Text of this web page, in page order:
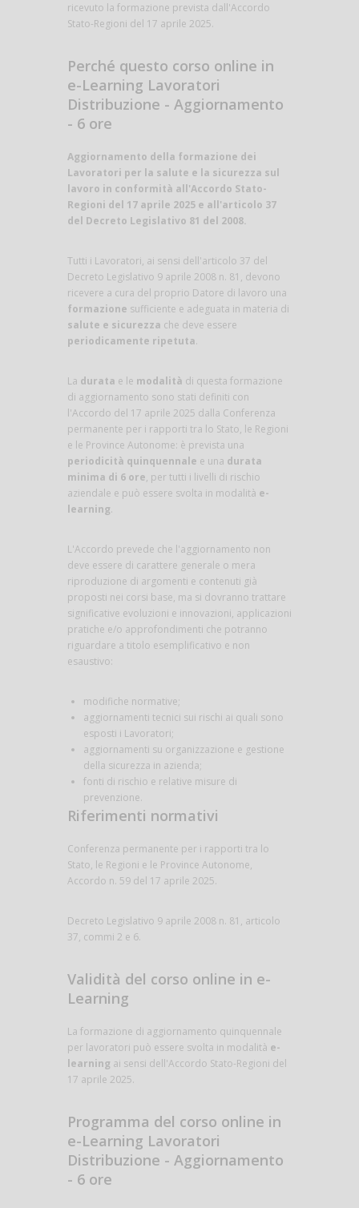
ricevuto la formazione prevista dall'Accordo
Stato-Regioni del 17 aprile 2025.
Perché questo corso online in
e-Learning Lavoratori
Distribuzione - Aggiornamento
- 6 ore
Aggiornamento della formazione dei
Lavoratori per la salute e la sicurezza sul
lavoro in conformità all'Accordo Stato-
Regioni del 17 aprile 2025 e all'articolo 37
del Decreto Legislativo 81 del 2008.
Tutti i Lavoratori, ai sensi dell'articolo 37 del
Decreto Legislativo 9 aprile 2008 n. 81, devono
ricevere a cura del proprio Datore di lavoro una
formazione sufficiente e adeguata in materia di
salute e sicurezza che deve essere
periodicamente ripetuta.
La durata e le modalità di questa formazione
di aggiornamento sono stati definiti con
l'Accordo del 17 aprile 2025 dalla Conferenza
permanente per i rapporti tra lo Stato, le Regioni
e le Province Autonome: è prevista una
periodicità quinquennale e una durata
minima di 6 ore, per tutti i livelli di rischio
aziendale e può essere svolta in modalità e-
learning.
L'Accordo prevede che l'aggiornamento non
deve essere di carattere generale o mera
riproduzione di argomenti e contenuti già
proposti nei corsi base, ma si dovranno trattare
significative evoluzioni e innovazioni, applicazioni
pratiche e/o approfondimenti che potranno
riguardare a titolo esemplificativo e non
esaustivo:
modifiche normative;
aggiornamenti tecnici sui rischi ai quali sono
esposti i Lavoratori;
aggiornamenti su organizzazione e gestione
della sicurezza in azienda;
fonti di rischio e relative misure di
prevenzione.
Riferimenti normativi
Conferenza permanente per i rapporti tra lo
Stato, le Regioni e le Province Autonome,
Accordo n. 59 del 17 aprile 2025.
Decreto Legislativo 9 aprile 2008 n. 81, articolo
37, commi 2 e 6.
Validità del corso online in e-
Learning
La formazione di aggiornamento quinquennale
per lavoratori può essere svolta in modalità e-
learning ai sensi dell'Accordo Stato-Regioni del
17 aprile 2025.
Programma del corso online in
e-Learning Lavoratori
Distribuzione - Aggiornamento
- 6 ore